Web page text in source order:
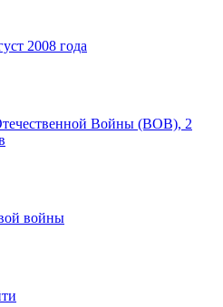
2008 года
Войны (ВОВ), 2
войны